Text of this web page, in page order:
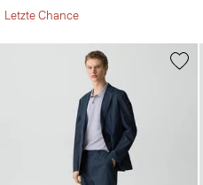
Letzte Chance